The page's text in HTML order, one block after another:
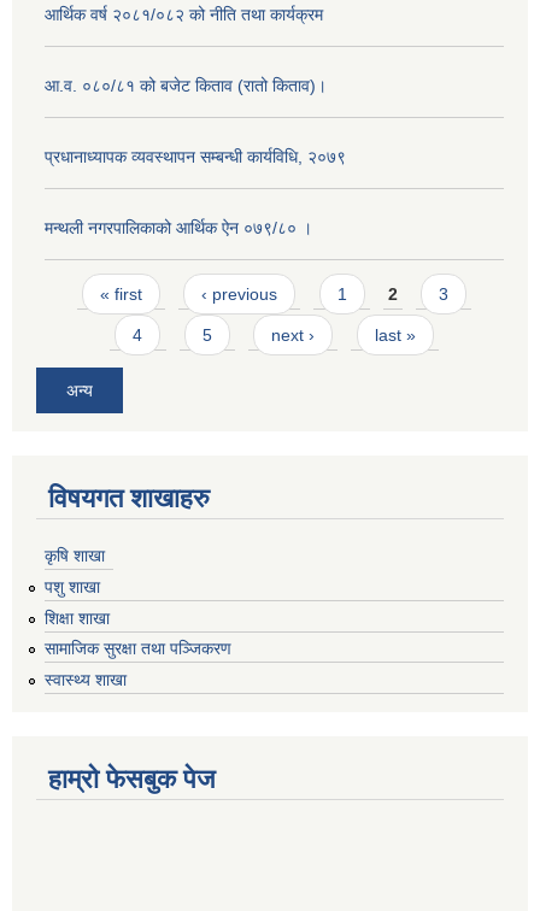
आर्थिक वर्ष २०८१/०८२ को नीति तथा कार्यक्रम
आ.व. ०८०/८१ को बजेट किताव (रातो किताव)।
प्रधानाध्यापक व्यवस्थापन सम्बन्धी कार्यविधि, २०७९
मन्थली नगरपालिकाको आर्थिक ऐन ०७९/८० ।
Pages
« first ‹ previous 1 2 3
4 5 next › last »
अन्य
विषयगत शाखाहरु
कृषि शाखा
पशु शाखा
शिक्षा शाखा
सामाजिक सुरक्षा तथा पञ्जिकरण
स्वास्थ्य शाखा
हाम्रो फेसबुक पेज